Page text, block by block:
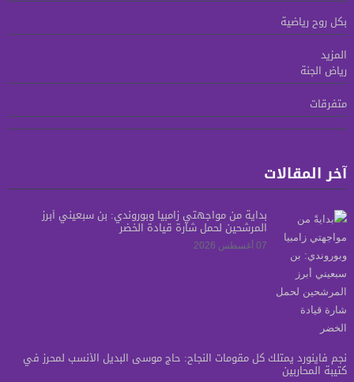
بكل روح رياضية
المزيد
رياض الجنة
متفرقات
آخر المقالات
بدايةً من مواجهتي زامبيا وبوروندي: بن سبعيني أبرز
المرشحين لحمل شارة قيادة الخضر
07 أغسطس 2026
نجم فاينورد يمتلك كل مقومات النجاح: حاج موسى البديل الأنسب لمحرز في
كتيبة المحاربين